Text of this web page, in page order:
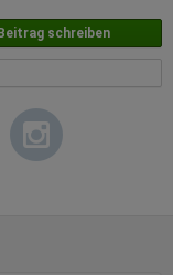
Beitrag schreiben